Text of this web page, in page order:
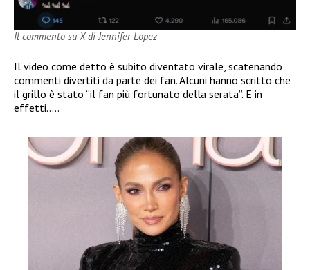
Il commento su X di Jennifer Lopez
Il video come detto è subito diventato virale, scatenando
commenti divertiti da parte dei fan. Alcuni hanno scritto che
il grillo è stato “il fan più fortunato della serata”. E in
effetti…..